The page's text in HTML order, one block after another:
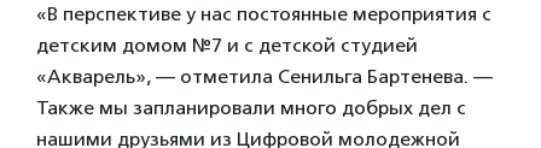
«В перспективе у нас постоянные мероприятия с
детским домом №7 и с детской студией
«Акварель», — отметила Сенильга Бартенева. —
Также мы запланировали много добрых дел с
нашими друзьями из Цифровой молодежной